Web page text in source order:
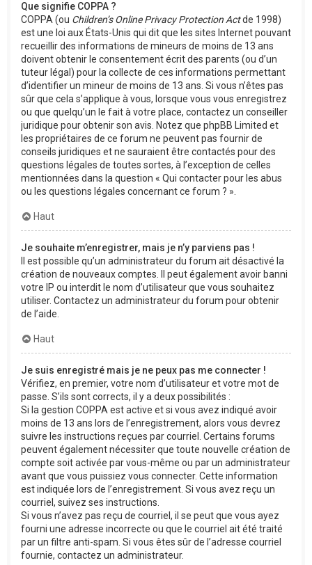
Que signifie COPPA ?
COPPA (ou Children’s Online Privacy Protection Actde 1998)
est une loi aux États-Unis qui dit que les sites Internet pouvant
recueillir des informations de mineurs de moins de 13 ans
doivent obtenir le consentement écrit des parents (ou d’un
tuteur légal) pour la collecte de ces informations permettant
d’identifier un mineur de moins de 13 ans. Si vous n’êtes pas
sûr que cela s’applique à vous, lorsque vous vous enregistrez
ou que quelqu’un le fait à votre place, contactez un conseiller
juridique pour obtenir son avis. Notez que phpBB Limited et
les propriétaires de ce forum ne peuvent pas fournir de
conseils juridiques et ne sauraient être contactés pour des
questions légales de toutes sortes, à l’exception de celles
mentionnées dans la question « Qui contacter pour les abus
ou les questions légales concernant ce forum ? ».
Haut
Je souhaite m’enregistrer, mais je n’y parviens pas !
Il est possible qu’un administrateur du forum ait désactivé la
création de nouveaux comptes. Il peut également avoir banni
votre IP ou interdit le nom d’utilisateur que vous souhaitez
utiliser. Contactez un administrateur du forum pour obtenir
de l’aide.
Haut
Je suis enregistré mais je ne peux pas me connecter !
Vérifiez, en premier, votre nom d’utilisateur et votre mot de
passe. S’ils sont corrects, il y a deux possibilités :
Si la gestion COPPA est active et si vous avez indiqué avoir
moins de 13 ans lors de l’enregistrement, alors vous devrez
suivre les instructions reçues par courriel. Certains forums
peuvent également nécessiter que toute nouvelle création de
compte soit activée par vous-même ou par un administrateur
avant que vous puissiez vous connecter. Cette information
est indiquée lors de l’enregistrement. Si vous avez reçu un
courriel, suivez ses instructions.
Si vous n’avez pas reçu de courriel, il se peut que vous ayez
fourni une adresse incorrecte ou que le courriel ait été traité
par un filtre anti-spam. Si vous êtes sûr de l’adresse courriel
fournie, contactez un administrateur.